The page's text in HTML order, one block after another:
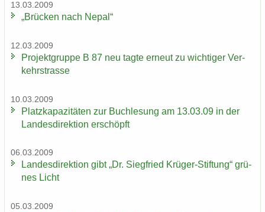
13.03.2009
„Brü­cken nach Nepal“
12.03.2009
Pro­jekt­grup­pe B 87 neu tagte er­neut zu wich­ti­ger Ver­
kehrs­tras­se
10.03.2009
Platz­ka­pa­zi­tä­ten zur Buch­le­sung am 13.03.09 in der
Lan­des­di­rek­ti­on er­schöpft
06.03.2009
Lan­des­di­rek­ti­on gibt „Dr. Sieg­fried Krüger-​Stiftung“ grü­
nes Licht
05.03.2009